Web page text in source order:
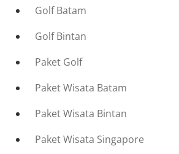
Golf Batam
Golf Bintan
Paket Golf
Paket Wisata Batam
Paket Wisata Bintan
Paket Wisata Singapore